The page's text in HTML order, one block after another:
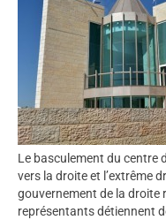
Le basculement du centre
vers la droite et l’extrême
gouvernement de la droite
représentants détiennent